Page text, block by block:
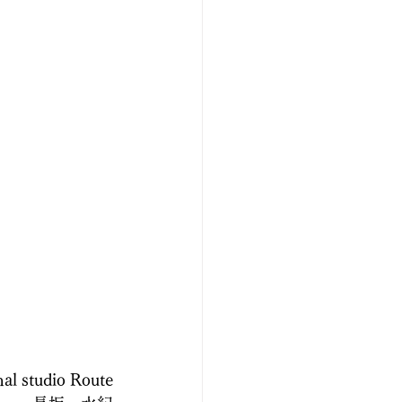
studio Route